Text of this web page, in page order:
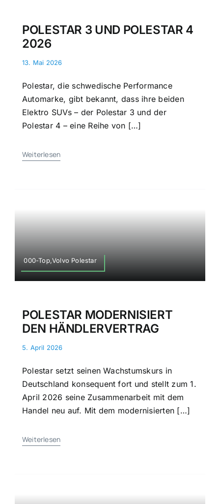
POLESTAR 3 UND POLESTAR 4
2026
13. Mai 2026
Polestar, die schwedische Performance
Automarke, gibt bekannt, dass ihre beiden
Elektro SUVs – der Polestar 3 und der
Polestar 4 – eine Reihe von […]
Weiterlesen
000-Top,Volvo Polestar
POLESTAR MODERNISIERT
DEN HÄNDLERVERTRAG
5. April 2026
Polestar setzt seinen Wachstumskurs in
Deutschland konsequent fort und stellt zum 1.
April 2026 seine Zusammenarbeit mit dem
Handel neu auf. Mit dem modernisierten […]
Weiterlesen